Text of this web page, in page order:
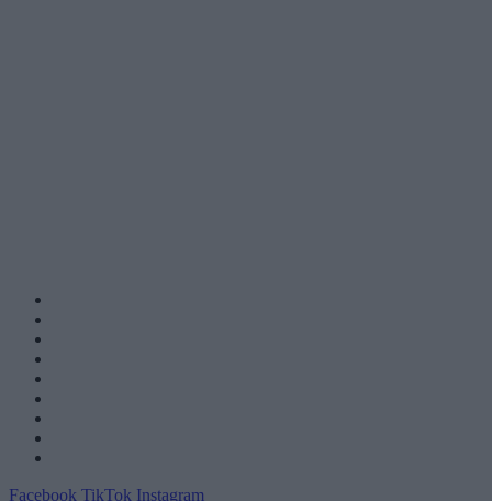
Facebook TikTok Instagram